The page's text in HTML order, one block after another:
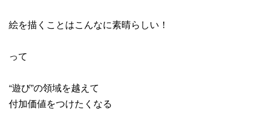
絵を描くことはこんなに素晴らしい！
って
“遊び”の領域を越えて
付加価値をつけたくなる